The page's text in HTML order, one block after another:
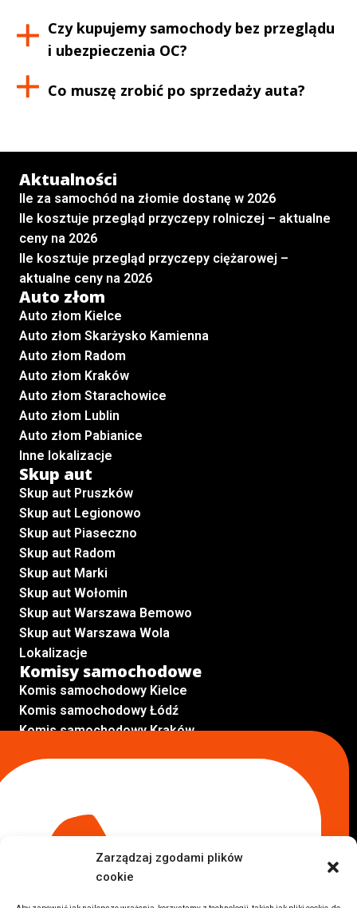
Zarządzaj zgodami plików
cookie
Czy kupujemy samochody bez przeglądu
i ubezpieczenia OC?
Co muszę zrobić po sprzedaży auta?
Aktualności
Ile za samochód na złomie dostanę w 2026
Ile kosztuje przegląd przyczepy rolniczej – aktualne
ceny na 2026
Ile kosztuje przegląd przyczepy ciężarowej –
aktualne ceny na 2026
Auto złom
Auto złom Kielce
Auto złom Skarżysko Kamienna
Auto złom Radom
Auto złom Kraków
Auto złom Starachowice
Auto złom Lublin
Auto złom Pabianice
Inne lokalizacje
Skup aut
Skup aut Pruszków
Skup aut Legionowo
Skup aut Piaseczno
Skup aut Radom
Skup aut Marki
Skup aut Wołomin
Skup aut Warszawa Bemowo
Skup aut Warszawa Wola
Lokalizacje
Komisy samochodowe
Komis samochodowy Kielce
Komis samochodowy Łódź
Komis samochodowy Kraków
Komis samochodowy Płock
Komis samochodowy Sochaczew
Inne Lokalizacje